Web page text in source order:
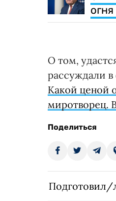
О том,
рассуждали в
Какой ценой
миротворец.
Поделиться
Подготовил/